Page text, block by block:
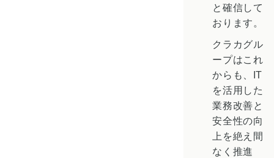
と確信して
おります。
クラカグル
ープはこれ
からも、IT
を活用した
業務改善と
安全性の向
上を絶え間
なく推進